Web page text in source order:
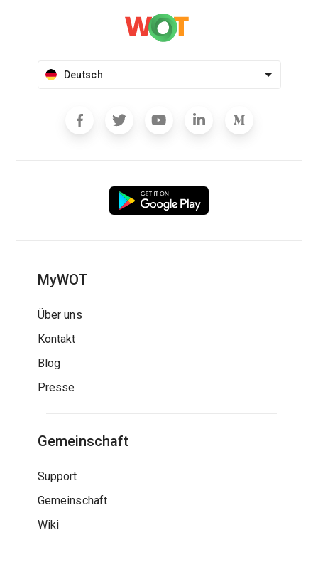
Deutsch
MyWOT
Über uns
Kontakt
Blog
Presse
Gemeinschaft
Support
Gemeinschaft
Wiki